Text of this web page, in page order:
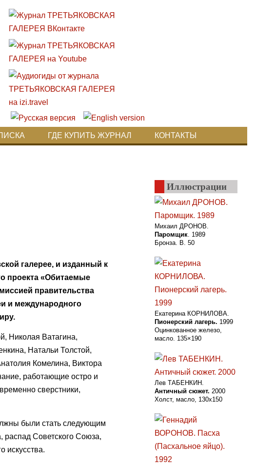
ГДЕ КУПИТЬ ЖУРНАЛ КОНТАКТЫ
галерее, и изданный к
проекта «Обитаемые
правительства
и международного
Николая Ватагина,
Натальи Толстой,
Комелина, Виктора
работающие остро и
сверстники,
были стать следующим
распад Советского Союза,
искусства.
Иллюстрации
Михаил ДРОНОВ.
Паромщик. 1989
Бронза. В. 50
Екатерина КОРНИЛОВА.
Пионерский лагерь. 1999
Оцинкованное железо,
масло. 135×190
Лев ТАБЕНКИН.
Античный сюжет. 2000
Холст, масло, 130х150